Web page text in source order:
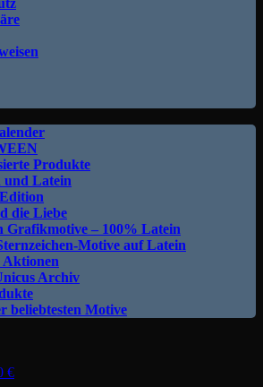
Produkte
und Latein
die Liebe
Grafikmotive – 100% Latein
Motive auf Latein
Aktionen
Archiv
beliebtesten Motive
€